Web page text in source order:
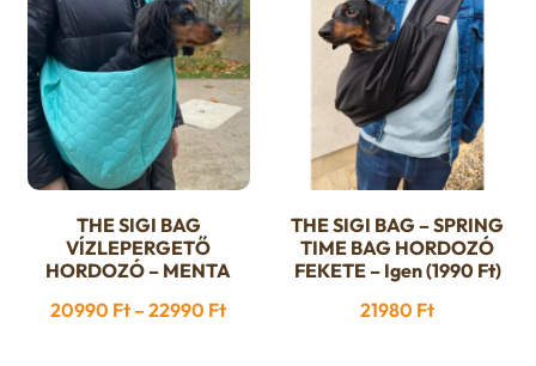
Ennek
a
több
THE SIGI BAG
VÍZLEPERGETŐ
HORDOZÓ – MENTA
20990 Ft – 22990 FtÁrtartomány:
THE SIGI BAG – SPRING
TIME BAG HORDOZÓ
FEKETE – Igen (1990 Ft)
21980 Ft